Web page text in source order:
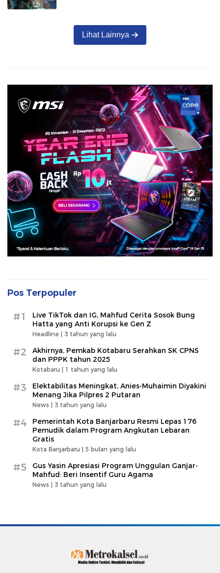
Lihat Lainnya
Pos Terpopuler
#1
Live TikTok dan IG, Mahfud Cerita Sosok Bung
Hatta yang Anti Korupsi ke Gen Z
Headline | 3 tahun yang lalu
#2
Akhirnya, Pemkab Kotabaru Serahkan SK CPNS
dan PPPK tahun 2025
Kotabaru | 1 tahun yang lalu
#3
Elektabilitas Meningkat, Anies-Muhaimin Diyakini
Menang Jika Pilpres 2 Putaran
News | 3 tahun yang lalu
#4
Pemerintah Kota Banjarbaru Resmi Lepas 176
Pemudik dalam Program Angkutan Lebaran
Gratis
Kota Banjarbaru | 5 bulan yang lalu
#5
Gus Yasin Apresiasi Program Unggulan Ganjar-
Mahfud: Beri Insentif Guru Agama
News | 3 tahun yang lalu